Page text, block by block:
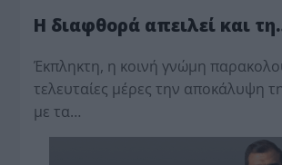
Η διαφθορά απειλεί και
Έκπληκτη, η κοινή γνώμη
τελευταίες μέρες την αποκάλυψη
με τα…